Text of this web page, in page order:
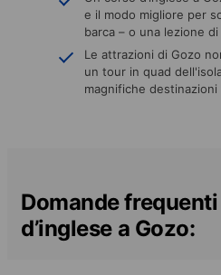
e il modo migliore per
barca – o una lezione di
Le attrazioni di Gozo
un tour in quad
magnifiche destinazioni
Domande
d’inglese a Gozo: